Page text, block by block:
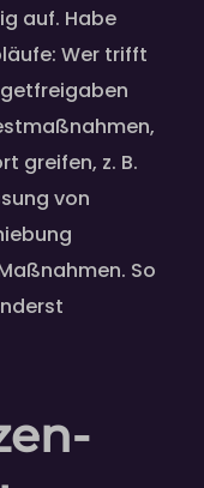
auf. Habe
Wer trifft
greifen, z. B.
von
So